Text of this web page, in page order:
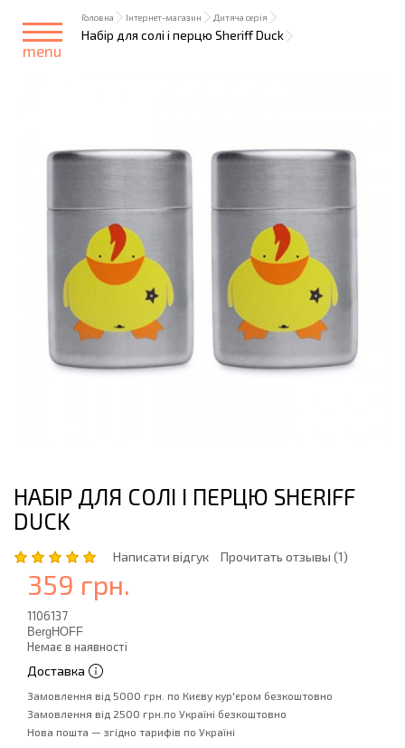
menu
Головна Інтернет-магазин Дитяча серія
Набір для солі і перцю Sheriff Duck
НАБІР ДЛЯ СОЛІ І ПЕРЦЮ SHERIFF
DUCK
Написати відгук Прочитать отзывы (1)
359 грн.
1106137
BergHOFF
Немає в наявності
Доставка
Замовлення від 5000 грн. по Києву кур'єром безкоштовно
Замовлення від 2500 грн.по Україні безкоштовно
Нова пошта — згідно тарифів по Україні